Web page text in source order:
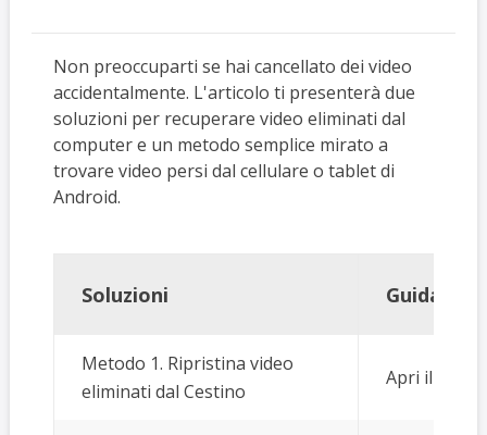
Non preoccuparti se hai cancellato dei video
accidentalmente. L'articolo ti presenterà due
soluzioni per recuperare video eliminati dal
computer e un metodo semplice mirato a
trovare video persi dal cellulare o tablet di
Android.
Soluzioni Guida
Metodo 1. Ripristina video
eliminati dal Cestino
Apri il